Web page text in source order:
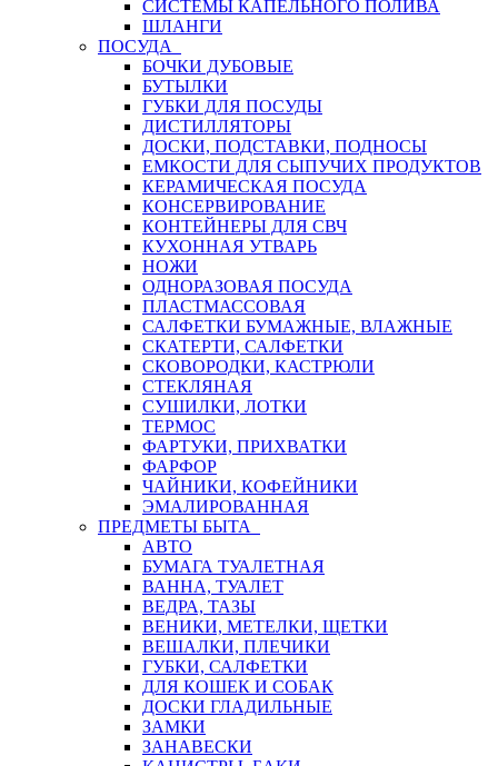
СИСТЕМЫ КАПЕЛЬНОГО ПОЛИВА
ШЛАНГИ
ПОСУДА
БОЧКИ ДУБОВЫЕ
БУТЫЛКИ
ГУБКИ ДЛЯ ПОСУДЫ
ДИСТИЛЛЯТОРЫ
ДОСКИ, ПОДСТАВКИ, ПОДНОСЫ
ЕМКОСТИ ДЛЯ СЫПУЧИХ ПРОДУКТОВ
КЕРАМИЧЕСКАЯ ПОСУДА
КОНСЕРВИРОВАНИЕ
КОНТЕЙНЕРЫ ДЛЯ СВЧ
КУХОННАЯ УТВАРЬ
НОЖИ
ОДНОРАЗОВАЯ ПОСУДА
ПЛАСТМАССОВАЯ
САЛФЕТКИ БУМАЖНЫЕ, ВЛАЖНЫЕ
СКАТЕРТИ, САЛФЕТКИ
СКОВОРОДКИ, КАСТРЮЛИ
СТЕКЛЯНАЯ
СУШИЛКИ, ЛОТКИ
ТЕРМОС
ФАРТУКИ, ПРИХВАТКИ
ФАРФОР
ЧАЙНИКИ, КОФЕЙНИКИ
ЭМАЛИРОВАННАЯ
ПРЕДМЕТЫ БЫТА
АВТО
БУМАГА ТУАЛЕТНАЯ
ВАННА, ТУАЛЕТ
ВЕДРА, ТАЗЫ
ВЕНИКИ, МЕТЕЛКИ, ЩЕТКИ
ВЕШАЛКИ, ПЛЕЧИКИ
ГУБКИ, САЛФЕТКИ
ДЛЯ КОШЕК И СОБАК
ДОСКИ ГЛАДИЛЬНЫЕ
ЗАМКИ
ЗАНАВЕСКИ